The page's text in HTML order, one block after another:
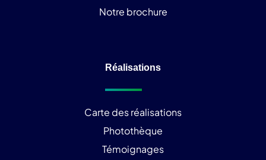
Notre brochure
Réalisations
Carte des réalisations
Photothèque
Témoignages